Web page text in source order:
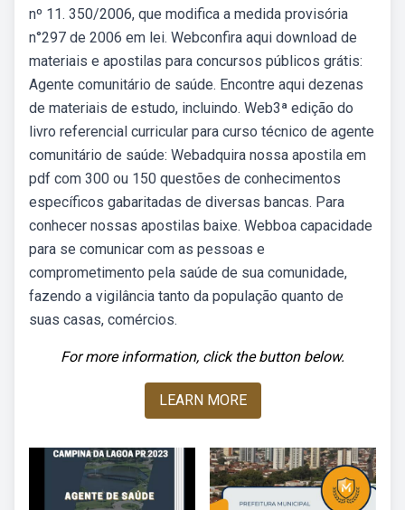
nº 11. 350/2006, que modifica a medida provisória
n°297 de 2006 em lei. Webconfira aqui download de
materiais e apostilas para concursos públicos grátis:
Agente comunitário de saúde. Encontre aqui dezenas
de materiais de estudo, incluindo. Web3ª edição do
livro referencial curricular para curso técnico de agente
comunitário de saúde: Webadquira nossa apostila em
pdf com 300 ou 150 questões de conhecimentos
específicos gabaritadas de diversas bancas. Para
conhecer nossas apostilas baixe. Webboa capacidade
para se comunicar com as pessoas e
comprometimento pela saúde de sua comunidade,
fazendo a vigilância tanto da população quanto de
suas casas, comércios.
For more information, click the button below.
LEARN MORE